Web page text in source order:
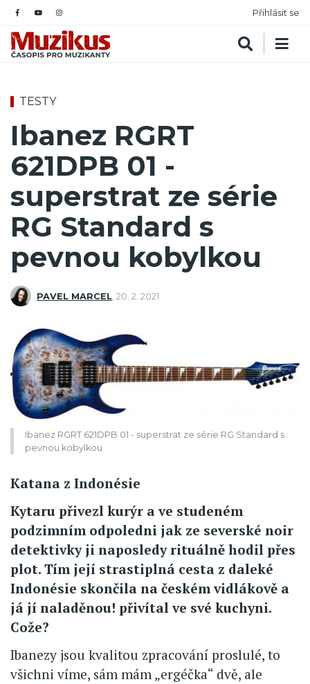
Přihlásit se
TESTY
Ibanez RGRT
621DPB 01 -
superstrat ze série
RG Standard s
pevnou kobylkou
PAVEL MARCEL 20. 2. 2021
Ibanez RGRT 621DPB 01 - superstrat ze série RG Standard s
pevnou kobylkou
Katana z Indonésie
Kytaru přivezl kurýr a ve studeném
podzimním odpoledni jak ze severské noir
detektivky ji naposledy rituálně hodil přes
plot. Tím její strastiplná cesta z daleké
Indonésie skončila na českém vidlákově a
já jí naladěnou! přivítal ve své kuchyni.
Cože?
Ibanezy jsou kvalitou zpracování proslulé, to
všichni víme, sám mám „ergéčka“ dvě, ale